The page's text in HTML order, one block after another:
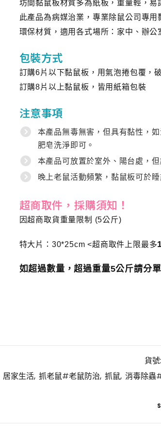
坊間黏鼠板材質多為紙板，重量輕，易
此產品為病媒治業，專業除鼠公司專用
環保材質，適用各式場所：家中、辦公
包裝方式
訂購6片以下黏鼠板，用氣泡捲包覆，
訂購8片以上黏鼠板，皆用紙箱包裝
注意事項
本產品無毒無害，但具有黏性，
肥皂洗淨即可。
本產品可放置於室外、陽台處，
晚上老鼠活動頻繁，黏鼠板可於
超商取件，採購須知！
因超商取貨重量限制 (5公斤)
特大片：30*25cm <超商取件上限最多
如超過數量，超過重量5公斤請分
貨號:
居家生活, 抓老鼠#老鼠防治, 抓鼠, 消毒除蟲